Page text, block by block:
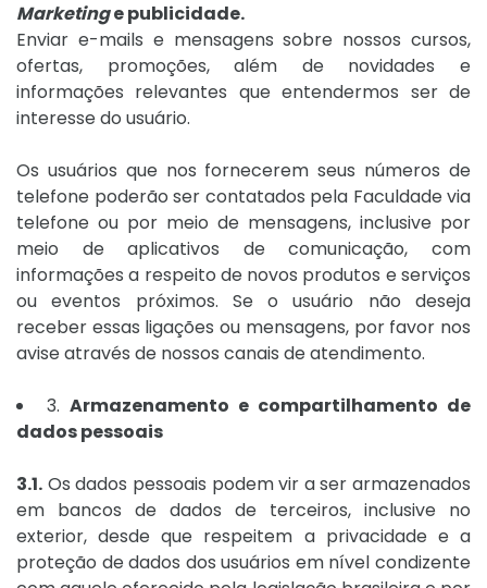
Marketinge publicidade.
Enviar e-mails e mensagens sobre nossos cursos,
ofertas, promoções, além de novidades e
informações relevantes que entendermos ser de
interesse do usuário.
Os usuários que nos fornecerem seus números de
telefone poderão ser contatados pela Faculdade via
telefone ou por meio de mensagens, inclusive por
meio de aplicativos de comunicação, com
informações a respeito de novos produtos e serviços
ou eventos próximos. Se o usuário não deseja
receber essas ligações ou mensagens, por favor nos
avise através de nossos canais de atendimento.
3. Armazenamento e compartilhamento de
dados pessoais
3.1. Os dados pessoais podem vir a ser armazenados
em bancos de dados de terceiros, inclusive no
exterior, desde que respeitem a privacidade e a
proteção de dados dos usuários em nível condizente